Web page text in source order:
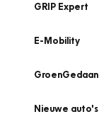
GRIP Expert
E-Mobility
GroenGedaan
Nieuwe auto's